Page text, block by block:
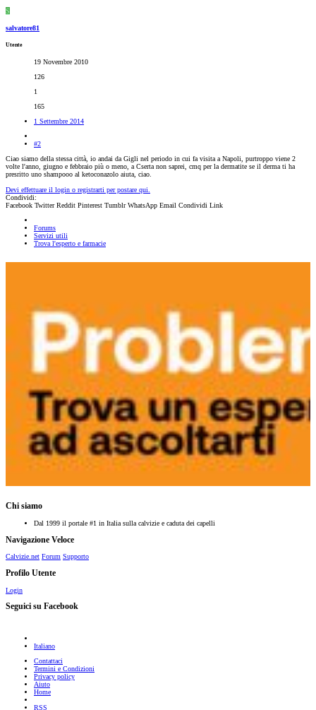
S
salvatore81
Utente
19 Novembre 2010
126
1
165
1 Settembre 2014
#2
Ciao siamo della stessa città, io andai da Gigli nel periodo in cui fa visita a Napoli, purtroppo viene 2
volte l'anno, giugno e febbraio più o meno, a Cserta non saprei, cmq per la dermatite se il derma ti ha
presritto uno shampooo al ketoconazolo aiuta, ciao.
Devi effettuare il login o registrarti per postare qui.
Condividi:
Facebook Twitter Reddit Pinterest Tumblr WhatsApp Email Condividi Link
Forums
Servizi utili
Trova l'esperto e farmacie
Chi siamo
Dal 1999 il portale #1 in Italia sulla calvizie e caduta dei capelli
Navigazione Veloce
Calvizie.net Forum Supporto
Profilo Utente
Login
Seguici su Facebook
Italiano
Contattaci
Termini e Condizioni
Privacy policy
Aiuto
Home
RSS